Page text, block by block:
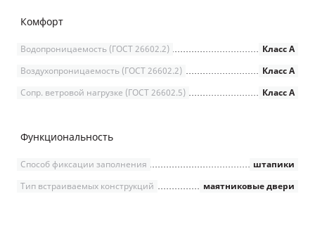
Комфорт
Класс А
Водопроницаемость (ГОСТ 26602.2)
Класс А
Воздухопроницаемость (ГОСТ 26602.2)
Класс А
Сопр. ветровой нагрузке (ГОСТ 26602.5)
Функциональность
штапики
Способ фиксации заполнения
маятниковые двери
Тип встраиваемых конструкций